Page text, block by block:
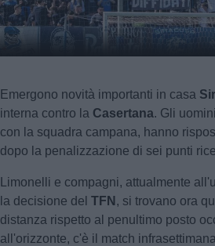
Emergono novità importanti in casa
interna contro la Casertana. Gli
con la squadra campana, hanno
dopo la penalizzazione di sei punti
Limonelli e compagni, attualmente
la decisione delTFN , si trovano ora
distanza rispetto al penultimo posto
all'orizzonte, c'è il match